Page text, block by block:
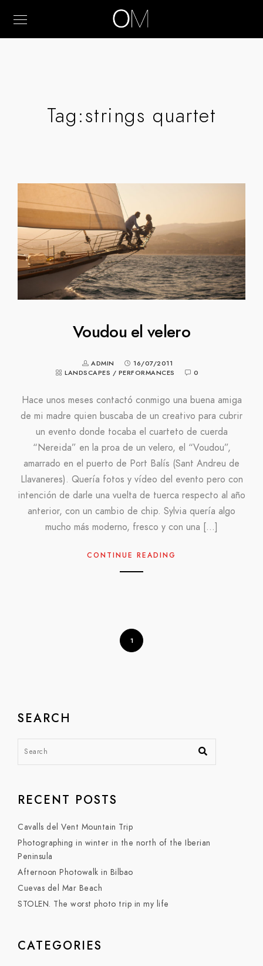
Tag:strings quartet
Voudou el velero
ADMIN
16/07/2011
LANDSCAPES / PERFORMANCES 0
Hace unos meses contactó conmigo una buena amiga
de mi madre quien buscaba de un creativo para cubrir
un evento donde tocaba el cuarteto de cuerda
“Nereida” en la proa de un velero, el “Voudou”,
amarrado en el puerto de Port Balís (Sant Andreu de
Llavaneres). Quería fotos y vídeo del evento pero con
intención de darle una vuelta de tuerca respecto al año
anterior, con un cambio de chip. Sylvia quería algo
mucho más moderno, fresco y con una […]
CONTINUE READING
1
SEARCH
RECENT POSTS
Cavalls del Vent Mountain Trip
Photographing in winter in the north of the Iberian
Peninsula
Afternoon Photowalk in Bilbao
Cuevas del Mar Beach
STOLEN. The worst photo trip in my life
CATEGORIES